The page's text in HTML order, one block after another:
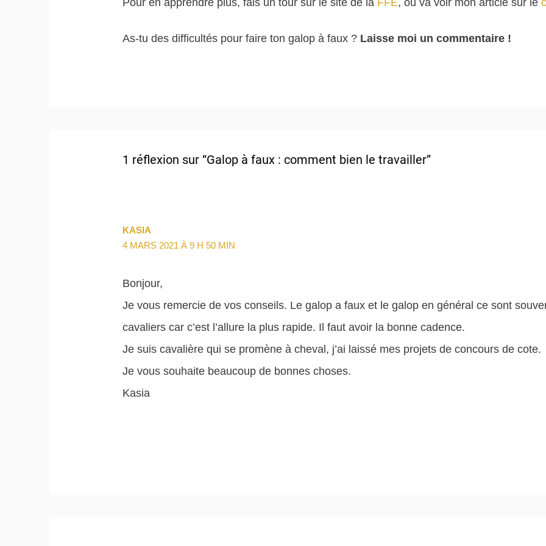
As-tu des difficultés pour faire ton galop à faux ? Laisse moi un commentaire !
1 réflexion sur “Galop à faux : comment bien le travailler”
KASIA
4 MARS 2021 À 9 H 50 MIN
Bonjour,
Je vous remercie de vos conseils. Le galop a faux et le galop en général ce sont
cavaliers car c’est l’allure la plus rapide. Il faut avoir la bonne cadence.
Je suis cavalière qui se promène à cheval, j’ai laissé mes projets de concours de cote.
Je vous souhaite beaucoup de bonnes choses.
Kasia